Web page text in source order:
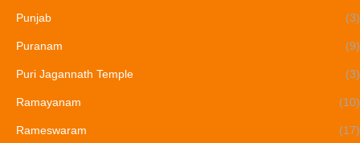
Punjab (3)
Puranam (9)
Puri Jagannath Temple (3)
Ramayanam (10)
Rameswaram (17)